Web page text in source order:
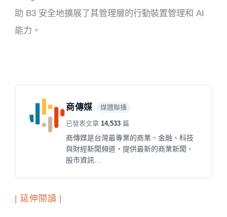
助 B3 安全地擴展了其管理層的行動裝置管理和 AI
能力。
商傳媒 媒體聯播
已發表文章 14,533 篇
商傳媒是台灣最專業的商業、金融、科技
與財經新聞頻道，提供最新的商業新聞、
股市資訊…
| 延伸閱讀 |